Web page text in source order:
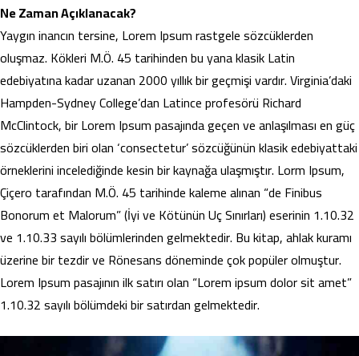
Ne Zaman Açıklanacak?
Yaygın inancın tersine, Lorem Ipsum rastgele sözcüklerden
oluşmaz. Kökleri M.Ö. 45 tarihinden bu yana klasik Latin
edebiyatına kadar uzanan 2000 yıllık bir geçmişi vardır. Virginia’daki
Hampden-Sydney College’dan Latince profesörü Richard
McClintock, bir Lorem Ipsum pasajında geçen ve anlaşılması en güç
sözcüklerden biri olan ‘consectetur’ sözcüğünün klasik edebiyattaki
örneklerini incelediğinde kesin bir kaynağa ulaşmıştır. Lorm Ipsum,
Çiçero tarafından M.Ö. 45 tarihinde kaleme alınan “de Finibus
Bonorum et Malorum” (İyi ve Kötünün Uç Sınırları) eserinin 1.10.32
ve 1.10.33 sayılı bölümlerinden gelmektedir. Bu kitap, ahlak kuramı
üzerine bir tezdir ve Rönesans döneminde çok popüler olmuştur.
Lorem Ipsum pasajının ilk satırı olan “Lorem ipsum dolor sit amet”
1.10.32 sayılı bölümdeki bir satırdan gelmektedir.